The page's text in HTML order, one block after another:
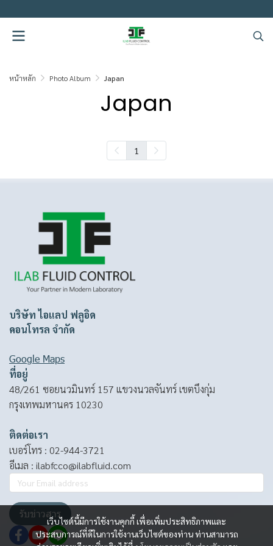
หน้าหลัก Photo Album Japan
Japan
1
เว็บไซต์นี้มีการใช้งานคุกกี้ เพื่อเพิ่มประสิทธิภาพและ
ประสบการณ์ที่ดีในการใช้งานเว็บไซต์ของท่าน ท่านสามารถ
บริษัท ไอแลป ฟลูอิด
คอนโทรล จำกัด
Google Maps
ที่อยู่
48/261 ซอยนวมินทร์ 157 แขวงนวลจันทร์ เขตบึงกุ่ม
กรุงเทพมหานคร 10230
ติดต่อเรา
เบอร์โทร : 02-944-3721
อีเมล : ilabfcco@ilabfluid.com
รับข่าวสาร